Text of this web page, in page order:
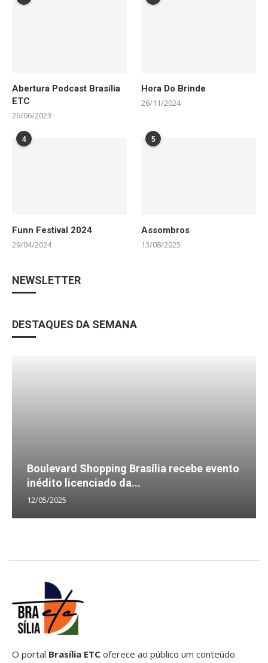
Abertura Podcast Brasília
ETC
26/06/2023
Hora Do Brinde
26/11/2024
4
Funn Festival 2024
29/04/2024
5
Assombros
13/08/2025
NEWSLETTER
DESTAQUES DA SEMANA
Boulevard Shopping Brasília recebe evento
inédito licenciado da...
12/05/2025
O portal Brasília ETC oferece ao público um conteúdo